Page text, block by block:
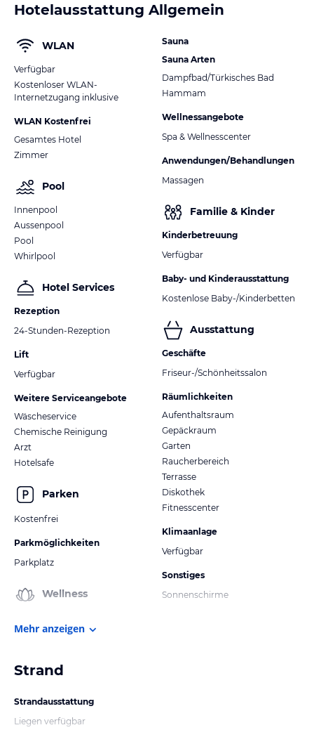
Hotelausstattung Allgemein
WLAN
Verfügbar
Kostenloser WLAN-
Internetzugang inklusive
WLAN Kostenfrei
Gesamtes Hotel
Zimmer
Pool
Innenpool
Aussenpool
Pool
Whirlpool
Hotel Services
Rezeption
24-Stunden-Rezeption
Lift
Verfügbar
Weitere Serviceangebote
Wäscheservice
Chemische Reinigung
Arzt
Hotelsafe
Parken
Kostenfrei
Parkmöglichkeiten
Parkplatz
Wellness
Sauna
Sauna Arten
Dampfbad/Türkisches Bad
Hammam
Wellnessangebote
Spa & Wellnesscenter
Anwendungen/Behandlungen
Massagen
Familie & Kinder
Kinderbetreuung
Verfügbar
Baby- und Kinderausstattung
Kostenlose Baby-/Kinderbetten
Ausstattung
Geschäfte
Friseur-/Schönheitssalon
Räumlichkeiten
Aufenthaltsraum
Gepäckraum
Garten
Raucherbereich
Terrasse
Diskothek
Fitnesscenter
Klimaanlage
Verfügbar
Sonstiges
Sonnenschirme
Mehr anzeigen
Strand
Strandausstattung
Liegen verfügbar